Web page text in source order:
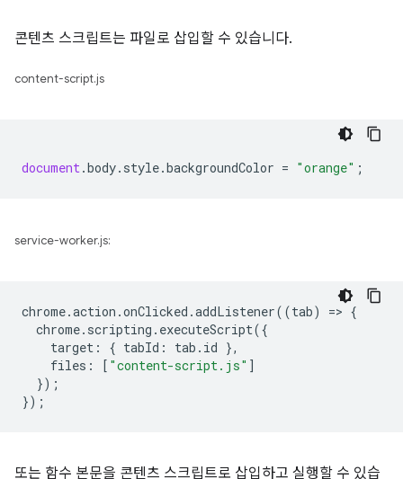
콘텐츠 스크립트는 파일로 삽입할 수 있습니다.
content-script.js
document.body. style.backgroundColor = "orange" ;
service-worker.js:
chrome.action .onClicked .addListener((tab) => {
chrome. scripting . executeScript({
target : { tabId : tab . id },
files : [ "content-script.js" ]
});
});
또는 함수 본문을 콘텐츠 스크립트로 삽입하고 실행할 수 있습